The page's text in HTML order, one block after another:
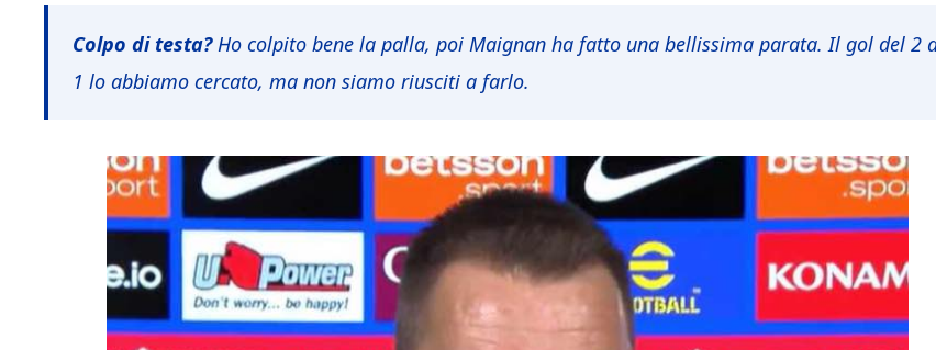
Colpo di testa?Ho colpito bene la palla, poi Maignan ha fatto una bellissima parata. Il gol del 2
1 lo abbiamo cercato, ma non siamo riusciti a farlo.